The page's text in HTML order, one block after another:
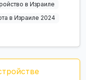
в Израиле
в Израиле 2024